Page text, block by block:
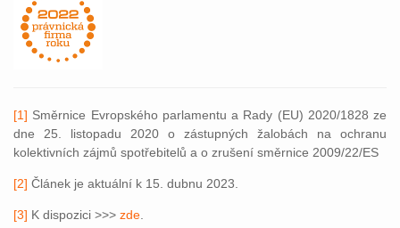
[1] Směrnice Evropského parlamentu a Rady (EU) 2020/1828 ze
dne 25. listopadu 2020 o zástupných žalobách na ochranu
kolektivních zájmů spotřebitelů a o zrušení směrnice 2009/22/ES
[2] Článek je aktuální k 15. dubnu 2023.
[3] K dispozici >>> zde.